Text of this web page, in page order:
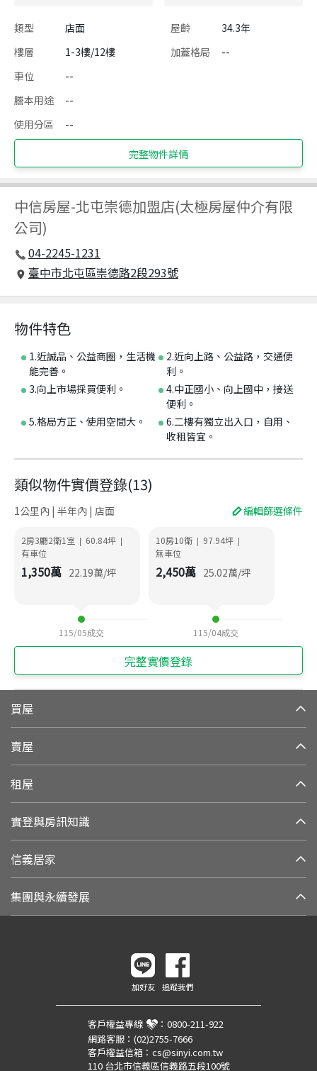
類型 店面 屋齡
34.3年
樓層
1-3樓/12樓 加蓋格局
--
車位
--
謄本用途
--
使用分區
--
完整物件詳情
中信房屋-北屯崇德加盟店(太極房屋仲介有限
公司)
04-2245-1231
臺中市北屯區崇德路2段293號
物件特色
1.近誠品、公益商圈，生活機
能完善。
2.近向上路、公益路，交通便
利。
3.向上市場採買便利。
4.中正國小、向上國中，接送
便利。
5.格局方正、使用空間大。
6.二樓有獨立出入口，自用、
收租皆宜。
類似物件實價登錄(13)
1公里內 | 半年內 | 店面 編輯篩選條件
2房3廳2衛1室 | 60.84坪 |
有車位
1,350萬 22.19萬/坪
115/05成交
10房10衛 | 97.94坪 |
無車位
2,450萬 25.02萬/坪
115/04成交
完整實價登錄
買屋
賣屋
租屋
實登與房訊知識
信義居家
集團與永續發展
加好友 追蹤我們
客戶權益專線 ： 0800-211-922
網路客服： (02)2755-7666
客戶權益信箱： cs@sinyi.com.tw
110 台北市信義區信義路五段100號